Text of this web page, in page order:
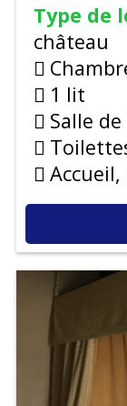
Type de
château
1 lit
Salle